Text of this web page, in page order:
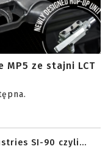
MP5 ze stajni LCT
SI-90 czyli...